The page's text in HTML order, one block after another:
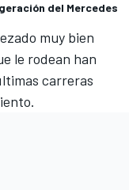
del Mercedes
muy bien
le rodean han
carreras